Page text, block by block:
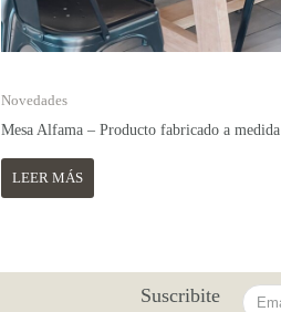
Novedades
Mesa Alfama – Producto fabricado a medida
LEER MÁS
Suscribite Email